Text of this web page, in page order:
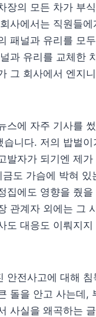
장의 모든 차가 부
사에서는 직원들에
패널과 유리를 모
과 유리를 교체한
그 회사에서 엔지
스에 자주 기사를
습니다. 저의 밥벌이
발자가 되기엔 제
도 가슴에 박혀 있
집에도 영향을 줬
관계자 외에는 그
도 대응도 이뤄지지
안전사고에 대해
돌을 안고 사는데,
사실을 왜곡하는